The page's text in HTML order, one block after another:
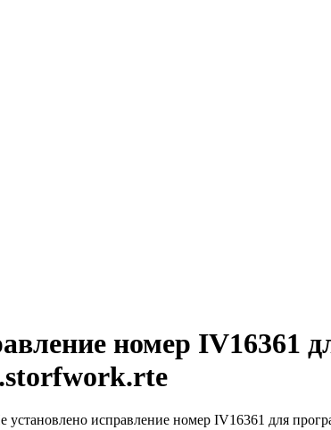
номер IV16361
установлено исправление номер IV16361 для